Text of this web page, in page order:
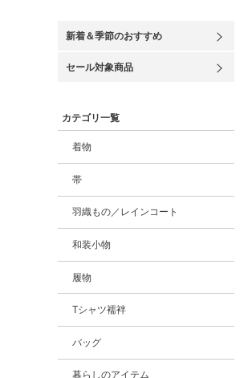
新着＆季節のおすすめ
セール対象商品
カテゴリ一覧
着物
帯
羽織もの／レインコート
和装小物
履物
Tシャツ襦袢
バッグ
暮らしのアイテム